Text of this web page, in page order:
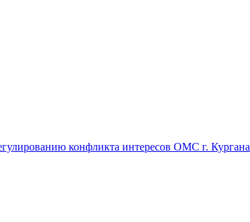
конфликта интересов ОМС г. Кургана